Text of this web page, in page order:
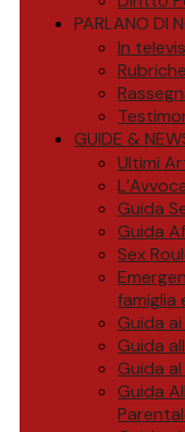
PARLANO DI
In
GUIDE &
Ultimi
Guida
Guida
Sex
famiglia
Guida
Guida
Guida
Guida